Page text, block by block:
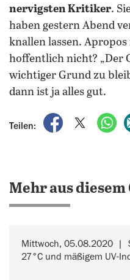
nervigsten Kritiker.
haben gestern Abend
knallen lassen.
hoffentlich nicht? „Der
wichtiger Grund zu
dann ist ja alles gut.
Teilen:
auf Facebook
auf X
Mehr aus
Mittwoch, 05.08.2020
27°C und mäßigem UV-